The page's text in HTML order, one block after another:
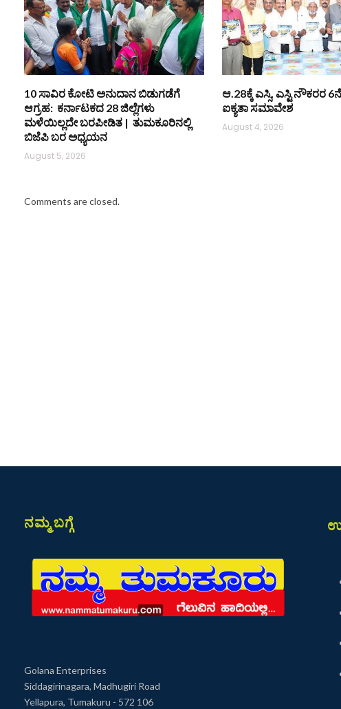
10 ಸಾವಿರ ಕೋಟಿ ಅನುದಾನ ಬಿಡುಗಡೆಗೆ
ಆಗ್ರಹ: ಕರ್ನಾಟಕದ 28 ಜಿಲ್ಲೆಗಳು
ಮಳೆಯಿಲ್ಲದೇ ಬರಪೀಡಿತ | ತುಮಕೂರಿನಲ್ಲಿ
ಬಿಜೆಪಿ ಬರ ಅಧ್ಯಯನ
August 5, 2026
ಆ.28ಕ್ಕೆ ಎಸ್ಸಿ, ಎಸ್ಟಿ ನೌಕರರ
ಐಕ್ಯತಾ ಸಮಾವೇಶ
August 4, 2026
Comments are closed.
ನಮ್ಮ ಬಗ್ಗೆ
Golana Enterprises
Siddagirinagara, Madhugiri Road
Yellapura, Tumakuru - 572 106